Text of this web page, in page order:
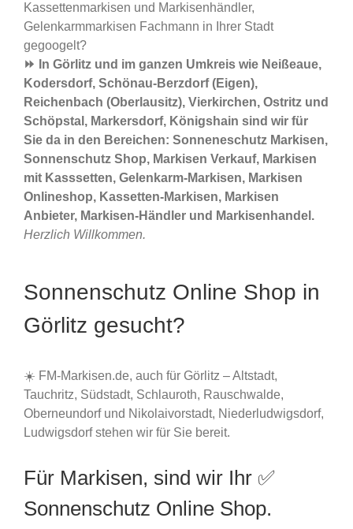
Kassettenmarkisen und Markisenhändler,
Gelenkarmmarkisen Fachmann in Ihrer Stadt
gegoogelt?
⏩ In Görlitz und im ganzen Umkreis wie Neißeaue,
Kodersdorf, Schönau-Berzdorf (Eigen),
Reichenbach (Oberlausitz), Vierkirchen, Ostritz und
Schöpstal, Markersdorf, Königshain sind wir für
Sie da in den Bereichen: Sonneneschutz Markisen,
Sonnenschutz Shop, Markisen Verkauf, Markisen
mit Kasssetten, Gelenkarm-Markisen, Markisen
Onlineshop, Kassetten-Markisen, Markisen
Anbieter, Markisen-Händler und Markisenhandel.
Herzlich Willkommen.
Sonnenschutz Online Shop in
Görlitz gesucht?
☀️ FM-Markisen.de, auch für Görlitz – Altstadt,
Tauchritz, Südstadt, Schlauroth, Rauschwalde,
Oberneundorf und Nikolaivorstadt, Niederludwigsdorf,
Ludwigsdorf stehen wir für Sie bereit.
Für Markisen, sind wir Ihr ✅
Sonnenschutz Online Shop.